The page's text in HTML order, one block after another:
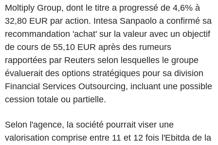
Moltiply Group, dont le titre a progressé de 4,6% à
32,80 EUR par action. Intesa Sanpaolo a confirmé sa
recommandation 'achat' sur la valeur avec un objectif
de cours de 55,10 EUR après des rumeurs
rapportées par Reuters selon lesquelles le groupe
évaluerait des options stratégiques pour sa division
Financial Services Outsourcing, incluant une possible
cession totale ou partielle.
Selon l'agence, la société pourrait viser une
valorisation comprise entre 11 et 12 fois l'Ebitda de la